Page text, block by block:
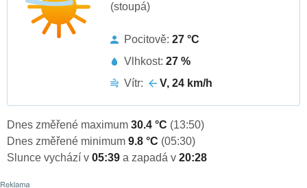
(stoupá)
Pocitově: 27 °C
Vlhkost: 27 %
Vítr:
V, 24 km/h
Dnes změřené maximum 30.4 °C (13:50)
Dnes změřené minimum 9.8 °C (05:30)
Slunce vychází v 05:39 a zapadá v 20:28